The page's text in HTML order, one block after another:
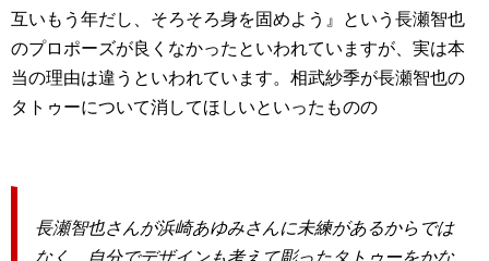
互いもう年だし、そろそろ身を固めよう』という長瀬智也
のプロポーズが良くなかったといわれていますが、実は本
当の理由は違うといわれています。相武紗季が長瀬智也の
タトゥーについて消してほしいといったものの
長瀬智也さんが浜崎あゆみさんに未練があるからでは
なく、自分でデザインも考えて彫ったタトゥーをかな